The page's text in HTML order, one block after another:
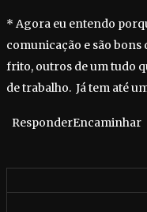
* Agora eu entendo
comunicação e são bons
frito, outros de um tudo
de trabalho. Já tem até
ResponderEncaminhar